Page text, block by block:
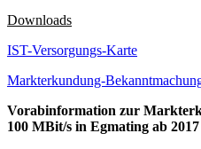
Downloads
IST-Versorgungs-Karte
Markterkundung-
Vorabinformation zur
100 MBit/s in Egmating ab